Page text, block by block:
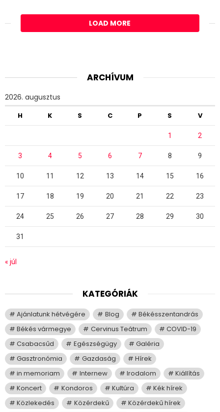
LOAD MORE
ARCHÍVUM
2026. augusztus
H K S C P S V
1 2
3 4 5 6 7 8 9
10 11 12 13 14 15 16
17 18 19 20 21 22 23
24 25 26 27 28 29 30
31
« júl
KATEGÓRIÁK
Ajánlatunk hétvégére Blog
Békésszentandrás
Békés vármegye
Cervinus Teátrum
COVID-19
Csabacsűd
Egészségügy
Galéria
Gasztronómia
Gazdaság
Hírek
in memoriam
Internew Irodalom
Kiállítás
Koncert
Kondoros Kultúra
Kék hírek
Közlekedés
Közérdekű
Közérdekű hírek